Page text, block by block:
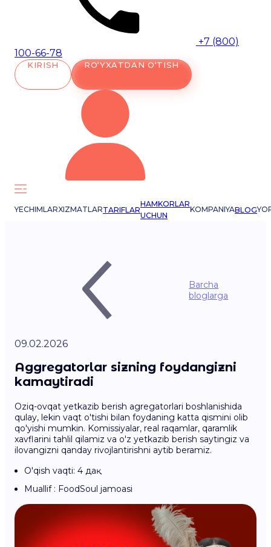
+7 (800)
100-66-78
KIRISH RO‘YXATDAN O‘TISH
YECHIMLARXIZMATLARTARIFLAR
HAMKORLAR
UCHUN
KOMPANIYABLOG
Barcha
bloglarga
09.02.2026
Aggregatorlar sizning foydangizni
kamaytiradi
Oziq-ovqat yetkazib berish agregatorlari boshlanishida
qulay, lekin vaqt o'tishi bilan foydaning katta qismini olib
qo'yishi mumkin. Komissiyalar, real raqamlar, qaramlik
xavflarini tahlil qilamiz va o'z yetkazib berish saytingiz va
ilovangizni qanday rivojlantirishni aytib beramiz.
O'qish vaqti: 4 дақ
Muallif : FoodSoul jamoasi